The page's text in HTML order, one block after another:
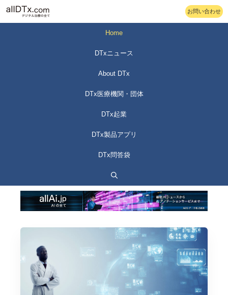
お問い合わせ
Home
DTxニュース
About DTx
DTx医療機関・団体
DTx起業
DTx製品アプリ
DTx問答袋